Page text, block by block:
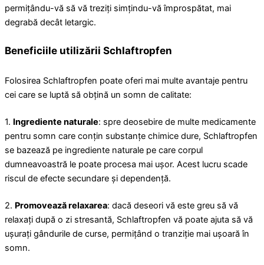
permițându-vă să vă treziți simțindu-vă împrospătat, mai
degrabă decât letargic.
Beneficiile utilizării Schlaftropfen
Folosirea Schlaftropfen poate oferi mai multe avantaje pentru
cei care se luptă să obțină un somn de calitate:
1. Ingrediente naturale: spre deosebire de multe medicamente
pentru somn care conțin substanțe chimice dure, Schlaftropfen
se bazează pe ingrediente naturale pe care corpul
dumneavoastră le poate procesa mai ușor. Acest lucru scade
riscul de efecte secundare și dependență.
2. Promovează relaxarea: dacă deseori vă este greu să vă
relaxați după o zi stresantă, Schlaftropfen vă poate ajuta să vă
ușurați gândurile de curse, permițând o tranziție mai ușoară în
somn.